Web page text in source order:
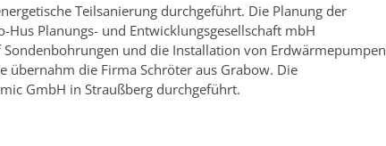
Teilsanierung durchgeführt. Die Planung der
Planungs- und Entwicklungsgesellschaft mbH
und die Installation von Erdwärmepumpen
übernahm die Firma Schröter aus Grabow. Die
GmbH in Straußberg durchgeführt.